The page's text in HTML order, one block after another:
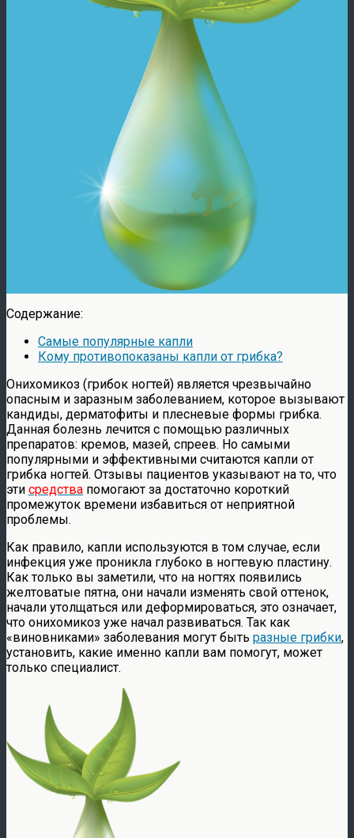
Содержание:
Самые популярные капли
Кому противопоказаны капли от грибка?
Онихомикоз (грибок ногтей) является чрезвычайно
опасным и заразным заболеванием, которое вызывают
кандиды, дерматофиты и плесневые формы грибка.
Данная болезнь лечится с помощью различных
препаратов: кремов, мазей, спреев. Но самыми
популярными и эффективными считаются капли от
грибка ногтей. Отзывы пациентов указывают на то, что
эти средства помогают за достаточно короткий
промежуток времени избавиться от неприятной
проблемы.
Как правило, капли используются в том случае, если
инфекция уже проникла глубоко в ногтевую пластину.
Как только вы заметили, что на ногтях появились
желтоватые пятна, они начали изменять свой оттенок,
начали утолщаться или деформироваться, это означает,
что онихомикоз уже начал развиваться. Так как
«виновниками» заболевания могут быть разные грибки,
установить, какие именно капли вам помогут, может
только специалист.